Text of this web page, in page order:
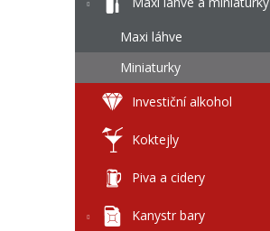
Maxi láhve
Miniaturky
Investiční alkohol
Koktejly
Piva a cidery
Kanystr bary